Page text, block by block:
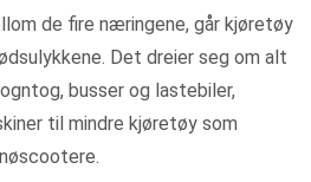
de fire næringene, går kjøretøy
Det dreier seg om alt
busser og lastebiler,
til mindre kjøretøy som